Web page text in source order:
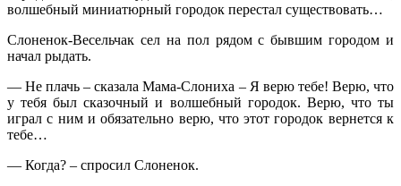
волшебный миниатюрный городок перестал существовать…
Слоненок-Весельчак сел на пол рядом с бывшим городом и
начал рыдать.
— Не плачь – сказала Мама-Слониха – Я верю тебе! Верю, что
у тебя был сказочный и волшебный городок. Верю, что ты
играл с ним и обязательно верю, что этот городок вернется к
тебе…
— Когда? – спросил Слоненок.